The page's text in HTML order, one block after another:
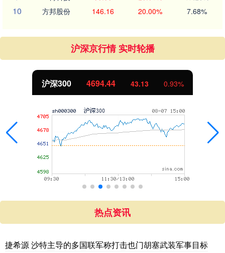
10 方邦股份 146.16 20.00% 7.68%
沪深京行情 实时轮播
北证50 1134.24 11.37 1.01%
热点资讯
捷希源 沙特主导的多国联军称打击也门胡塞武装军事目标